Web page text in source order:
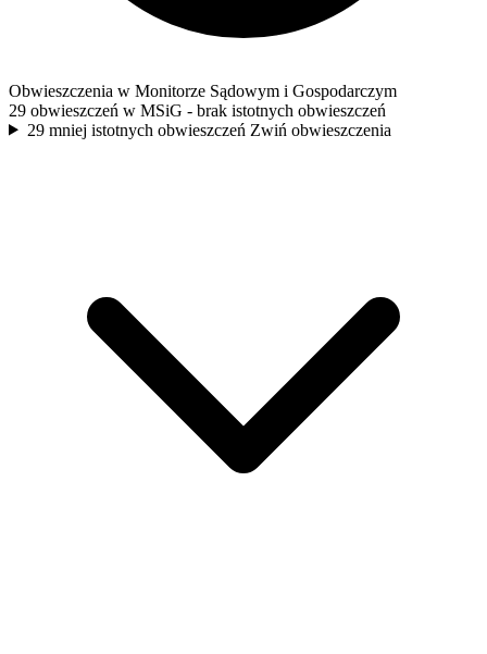
Obwieszczenia w Monitorze Sądowym i Gospodarczym
29 obwieszczeń w MSiG - brak istotnych obwieszczeń
29 mniej istotnych obwieszczeń Zwiń obwieszczenia